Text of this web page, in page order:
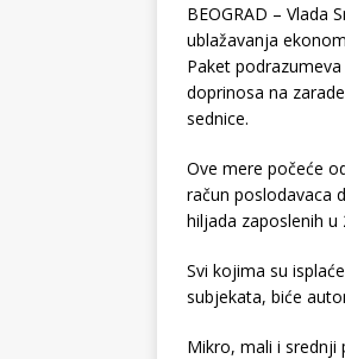
BEOGRAD – Vlada
ublažavanja
Paket
doprinosa na
sednice.
Ove mere počeće
račun poslodavaca
hiljada zaposlenih u
Svi kojima su
subjekata, biće
Mikro, mali i srednji